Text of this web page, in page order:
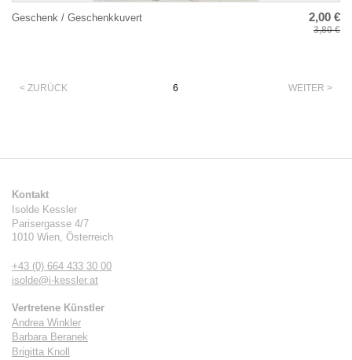
Geschenk / Geschenkkuvert 2,00 €
3,80 €
< ZURÜCK 6 WEITER >
Kontakt
Isolde Kessler
Parisergasse 4/7
1010 Wien, Österreich
+43 (0) 664 433 30 00
isolde@i-kessler.at
Vertretene Künstler
Andrea Winkler
Barbara Beranek
Brigitta Knoll